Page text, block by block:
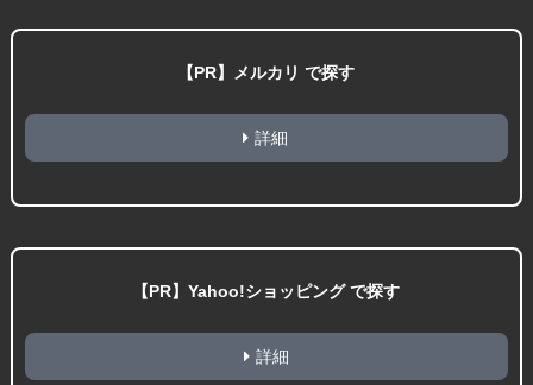
【PR】メルカリ で探す
詳細
【PR】Yahoo!ショッピング で探す
詳細